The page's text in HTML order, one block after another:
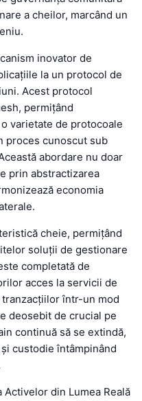
a cheilor, marcând un
inovator de
la un protocol de
Acest protocol
permițând
varietate de protocoale
proces cunoscut sub
abordare nu doar
prin abstractizarea
economia
cheie, permițând
soluții de gestionare
completată de
acces la servicii de
într-un mod
deosebit de crucial pe
continuă să se extindă,
custodie întâmpinând
din Lumea Reală